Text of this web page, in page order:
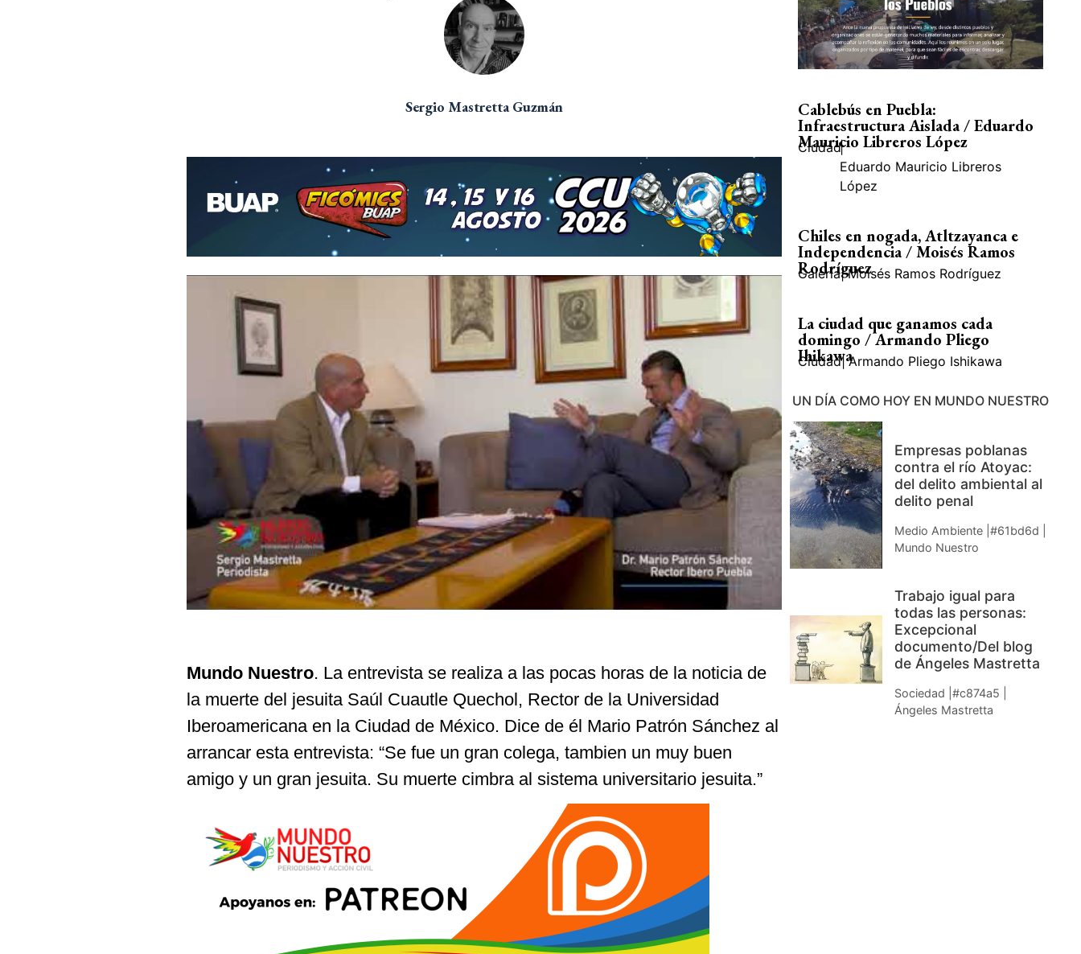
Sergio Mastretta Guzmán
Mundo Nuestro. La entrevista se realiza a las pocas horas de la noticia de
la muerte del jesuita Saúl Cuautle Quechol, Rector de la Universidad
Iberoamericana en la Ciudad de México. Dice de él Mario Patrón Sánchez al
arrancar esta entrevista: “Se fue un gran colega, tambien un muy buen
amigo y un gran jesuita. Su muerte cimbra al sistema universitario jesuita.”
Cablebús en Puebla:
Infraestructura Aislada / Eduardo
Mauricio Libreros López
Ciudad|
Eduardo Mauricio Libreros
López
Chiles en nogada, Atltzayanca e
Independencia / Moisés Ramos
Rodríguez
Galería| Moisés Ramos Rodríguez
La ciudad que ganamos cada
domingo / Armando Pliego
Ihikawa
Ciudad| Armando Pliego Ishikawa
UN DÍA COMO HOY EN MUNDO NUESTRO
Empresas poblanas
contra el río Atoyac:
del delito ambiental al
delito penal
Medio Ambiente |#61bd6d |
Mundo Nuestro
Trabajo igual para
todas las personas:
Excepcional
documento/Del blog
de Ángeles Mastretta
Sociedad |#c874a5 |
Ángeles Mastretta